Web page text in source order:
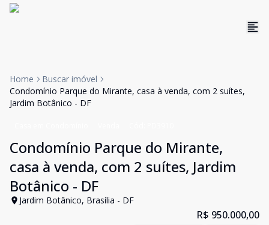
Home
Buscar imóvel
Condomínio Parque do Mirante, casa à venda, com 2 suítes,
Jardim Botânico - DF
Condomínio Parque do Mirante,
casa à venda, com 2 suítes, Jardim
Botânico - DF
Jardim Botânico, Brasília - DF
R$ 950.000,00